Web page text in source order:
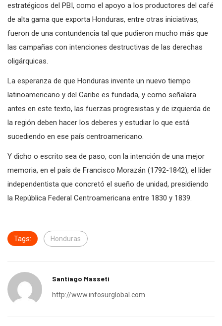
estratégicos del PBI, como el apoyo a los productores del café
de alta gama que exporta Honduras, entre otras iniciativas,
fueron de una contundencia tal que pudieron mucho más que
las campañas con intenciones destructivas de las derechas
oligárquicas.
La esperanza de que Honduras invente un nuevo tiempo
latinoamericano y del Caribe es fundada, y como señalara
antes en este texto, las fuerzas progresistas y de izquierda de
la región deben hacer los deberes y estudiar lo que está
sucediendo en ese país centroamericano.
Y dicho o escrito sea de paso, con la intención de una mejor
memoria, en el país de Francisco Morazán (1792-1842), el líder
independentista que concretó el sueño de unidad, presidiendo
la República Federal Centroamericana entre 1830 y 1839.
Tags: Honduras
Santiago Masseti
http://www.infosurglobal.com